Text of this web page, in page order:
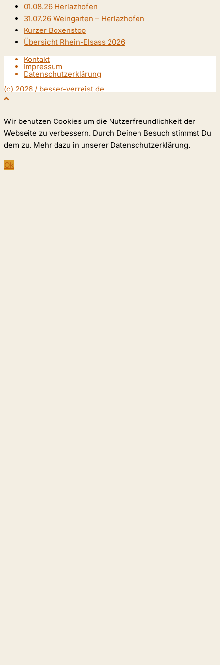
01.08.26 Herlazhofen
31.07.26 Weingarten – Herlazhofen
Kurzer Boxenstop
Übersicht Rhein-Elsass 2026
Kontakt
Impressum
Datenschutzerklärung
(c) 2026 / besser-verreist.de
Wir benutzen Cookies um die Nutzerfreundlichkeit der
Webseite zu verbessern. Durch Deinen Besuch stimmst Du
dem zu. Mehr dazu in unserer Datenschutzerklärung.
Ok